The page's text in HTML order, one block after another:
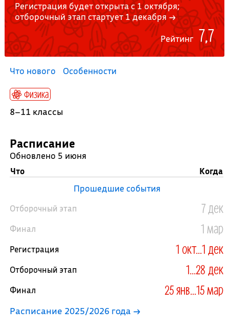
Регистрация будет открыта с 1 октября;
отборочный этап стартует 1 декабря →
Рейтинг 7,7
Что нового Особенности
Физика
8–11 классы
Расписание
Обновлено 5 июня
Что
Когда
Прошедшие события
Отборочный этап
7 дек
Финал 1 мар
Регистрация 1 окт...1 дек
Отборочный этап 1...28 дек
Финал 25 янв...15 мар
Расписание 2025/2026 года →